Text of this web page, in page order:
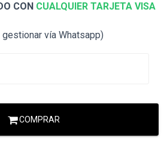
CON CUALQUIER TARJETA VISA
vía Whatsapp)
COMPRAR